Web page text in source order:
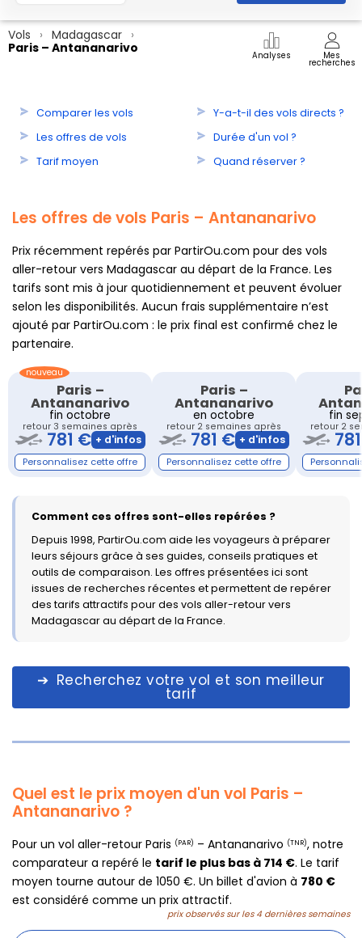
Vols
Madagascar
Paris – Antananarivo
Analyses Mes
recherches
Les offres de vols Paris – Antananarivo
Prix récemment repérés par PartirOu.com pour des vols
aller-retour vers Madagascar au départ de la France. Les
tarifs sont mis à jour quotidiennement et peuvent évoluer
selon les disponibilités. Aucun frais supplémentaire n’est
ajouté par PartirOu.com : le prix final est confirmé chez le
partenaire.
Paris –
Antananarivo
fin octobre
retour 3 semaines après
781 €
Paris –
Antananarivo
en octobre
retour 2 semaines après
781 €
fin
retour 2
Comment ces offres sont-elles repérées ?
Depuis 1998, PartirOu.com aide les voyageurs à préparer
leurs séjours grâce à ses guides, conseils pratiques et
outils de comparaison. Les offres présentées ici sont
issues de recherches récentes et permettent de repérer
des tarifs attractifs pour des vols aller-retour vers
Madagascar au départ de la France.
Recherchez votre vol et son meilleur
tarif
Quel est le prix moyen d'un vol Paris –
Antananarivo ?
Pour un vol aller-retour Paris (PAR) – Antananarivo (TNR), notre
comparateur a repéré le tarif le plus bas à 714 €. Le tarif
moyen tourne autour de 1050 €. Un billet d'avion à 780 €
est considéré comme un prix attractif.
prix observés sur les 4 dernières semaines
Comparer les vols
Les offres de vols
Tarif moyen
Y-a-t-il des vols directs ?
Durée d'un vol ?
Quand réserver ?